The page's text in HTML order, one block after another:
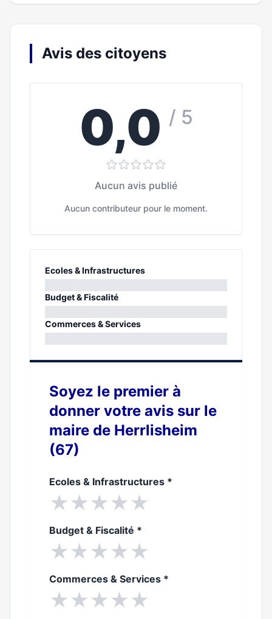
Avis des citoyens
0,0 / 5
Aucun avis publié
Aucun contributeur pour le moment.
Ecoles & Infrastructures
0%
Budget & Fiscalité
0%
Commerces & Services
Soyez le premier à
donner votre avis sur le
maire de Herrlisheim
(67)
Ecoles & Infrastructures *
★★★★★
Budget & Fiscalité *
★★★★★
Commerces & Services *
★★★★★